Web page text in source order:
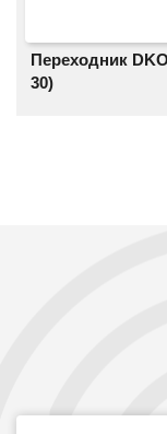
Переходник
30)